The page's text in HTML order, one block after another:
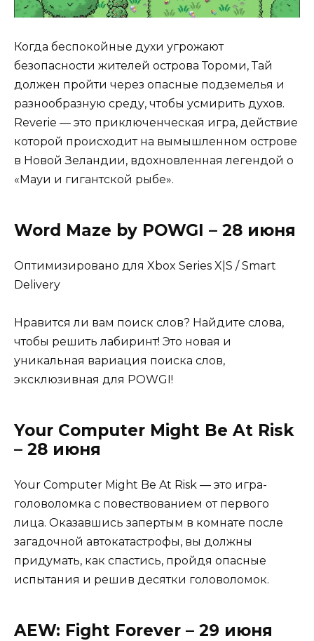
Когда беспокойные духи угрожают
безопасности жителей острова Тороми, Тай
должен пройти через опасные подземелья и
разнообразную среду, чтобы усмирить духов.
Reverie — это приключенческая игра, действие
которой происходит на вымышленном острове
в Новой Зеландии, вдохновленная легендой о
«Мауи и гигантской рыбе».
Word Maze by POWGI – 28 июня
Оптимизировано для Xbox Series X|S / Smart
Delivery
Нравится ли вам поиск слов? Найдите слова,
чтобы решить лабиринт! Это новая и
уникальная вариация поиска слов,
эксклюзивная для POWGI!
Your Computer Might Be At Risk
– 28 июня
Your Computer Might Be At Risk — это игра-
головоломка с повествованием от первого
лица. Оказавшись запертым в комнате после
загадочной автокатастрофы, вы должны
придумать, как спастись, пройдя опасные
испытания и решив десятки головоломок.
AEW: Fight Forever – 29 июня